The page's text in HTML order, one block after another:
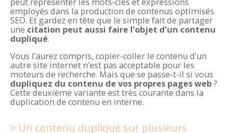
employés dans la production de contenus optimisés
SEO. Et gardez en tête que le simple fait de partager
une citation peut aussi faire l’objet d’un contenu
dupliqué.
Vous l’aurez compris, copier-coller le contenu d’un
autre site internet n’est pas acceptable pour les
moteurs de recherche. Mais que se passe-t-il si vous
dupliquez du contenu de vos propres pages web?
Cette deuxième variante est très courante dans la
duplication de contenu en interne.
Un contenu dupliqué sur plusieurs